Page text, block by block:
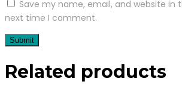
Save my name, email, and website in
next time I comment.
Related products